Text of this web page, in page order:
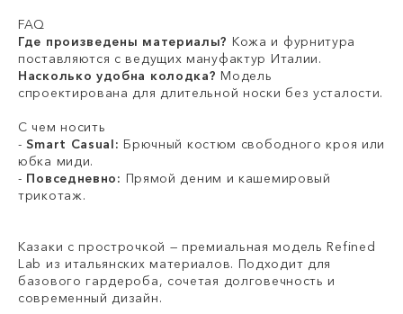
FAQ
Где произведены материалы? Кожа и фурнитура
поставляются с ведущих мануфактур Италии.
Насколько удобна колодка? Модель
спроектирована для длительной носки без усталости.
С чем носить
-Smart Casual: Брючный костюм свободного кроя или
юбка миди.
- Повседневно: Прямой деним и кашемировый
трикотаж.
Казаки с прострочкой — премиальная модель Refined
Lab из итальянских материалов. Подходит для
базового гардероба, сочетая долговечность и
современный дизайн.